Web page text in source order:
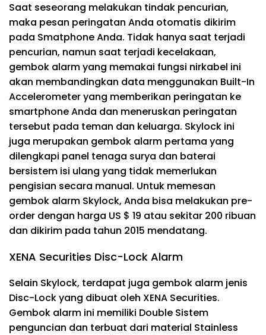
Saat seseorang melakukan tindak pencurian,
maka pesan peringatan Anda otomatis dikirim
pada Smatphone Anda. Tidak hanya saat terjadi
pencurian, namun saat terjadi kecelakaan,
gembok alarm yang memakai fungsi nirkabel ini
akan membandingkan data menggunakan Built-In
Accelerometer yang memberikan peringatan ke
smartphone Anda dan meneruskan peringatan
tersebut pada teman dan keluarga. Skylock ini
juga merupakan gembok alarm pertama yang
dilengkapi panel tenaga surya dan baterai
bersistem isi ulang yang tidak memerlukan
pengisian secara manual. Untuk memesan
gembok alarm Skylock, Anda bisa melakukan pre-
order dengan harga US $ 19 atau sekitar 200 ribuan
dan dikirim pada tahun 2015 mendatang.
XENA Securities Disc-Lock Alarm
Selain Skylock, terdapat juga gembok alarm jenis
Disc-Lock yang dibuat oleh XENA Securities.
Gembok alarm ini memiliki Double Sistem
penguncian dan terbuat dari material Stainless